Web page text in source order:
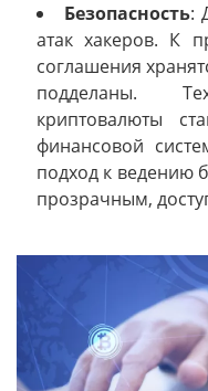
Безопасность:
атак хакеров. К
соглашения
подделаны.
криптовалюты
финансовой
подход к ведению
прозрачным,